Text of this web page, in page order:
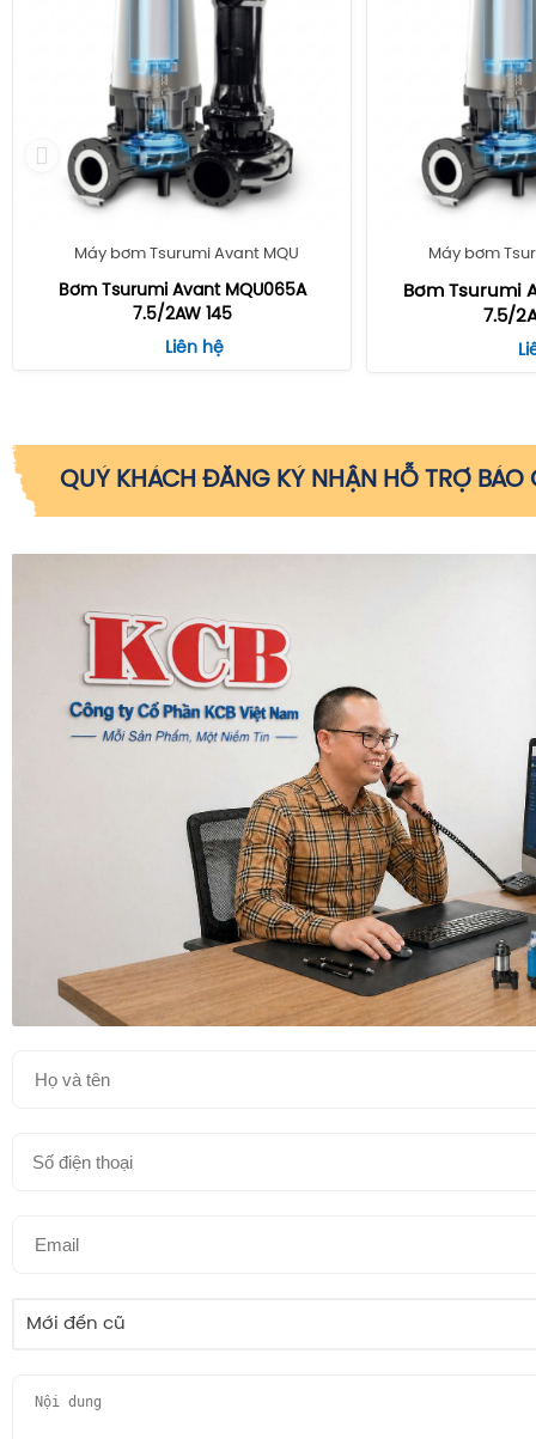
Máy bơm Tsurumi Avant MQU
Bơm Tsurumi Avant MQU065A
7.5/2AW 145
Liên hệ
Máy bơm
Bơm Tsurumi
7.5/
QUÝ KHÁCH ĐĂNG KÝ NHẬN HỖ TRỢ BÁO
Mới đến cũ